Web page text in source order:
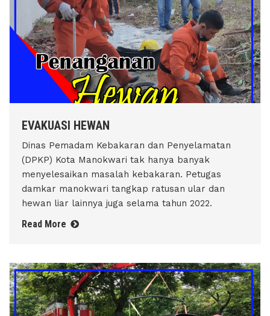
EVAKUASI HEWAN
Dinas Pemadam Kebakaran dan Penyelamatan
(DPKP) Kota Manokwari tak hanya banyak
menyelesaikan masalah kebakaran. Petugas
damkar manokwari tangkap ratusan ular dan
hewan liar lainnya juga selama tahun 2022.
Read More